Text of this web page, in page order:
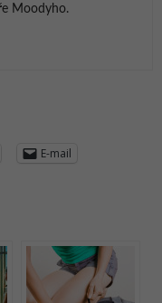
Moodyho.
E-mail